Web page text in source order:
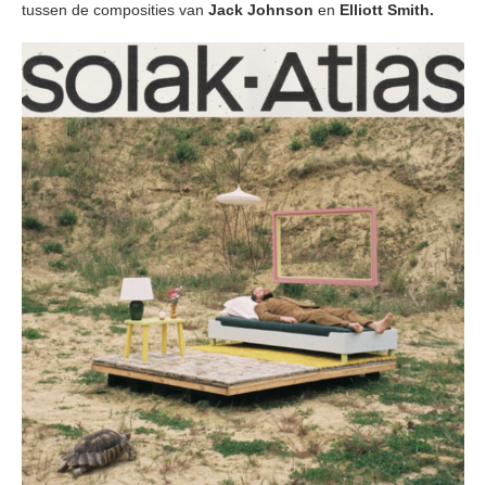
tussen de composities van Jack Johnson en Elliott Smith.